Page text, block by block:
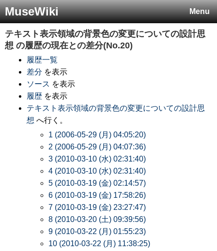
Menu
MuseWiki
テキスト表示領域の背景色の変更についての設計思
想 の履歴の現在との差分(No.20)
履歴一覧
差分 を表示
ソース を表示
履歴 を表示
テキスト表示領域の背景色の変更についての設計思
想 へ行く。
1 (2006-05-29 (月) 04:05:20)
2 (2006-05-29 (月) 04:07:36)
3 (2010-03-10 (水) 02:31:40)
4 (2010-03-10 (水) 02:31:40)
5 (2010-03-19 (金) 02:14:57)
6 (2010-03-19 (金) 17:58:26)
7 (2010-03-19 (金) 23:27:47)
8 (2010-03-20 (土) 09:39:56)
9 (2010-03-22 (月) 01:55:23)
10 (2010-03-22 (月) 11:38:25)